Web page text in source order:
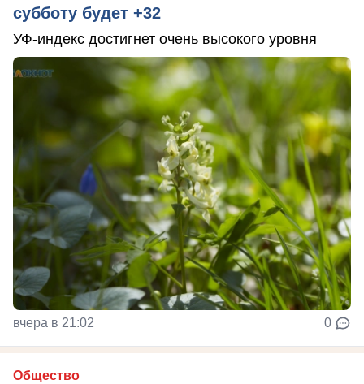
субботу будет +32
УФ-индекс достигнет очень высокого уровня
вчера в 21:02 0
Общество